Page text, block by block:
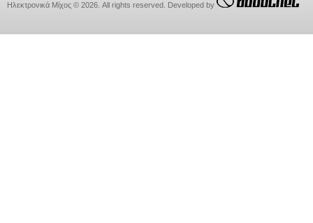
Ηλεκτρονικά Μίχος © 2026. All rights reserved. Developed by